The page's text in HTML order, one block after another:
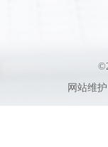
网站维